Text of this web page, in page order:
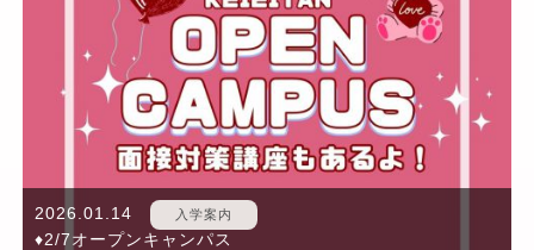
2026.01.14 入学案内
♦2/7オープンキャンパス